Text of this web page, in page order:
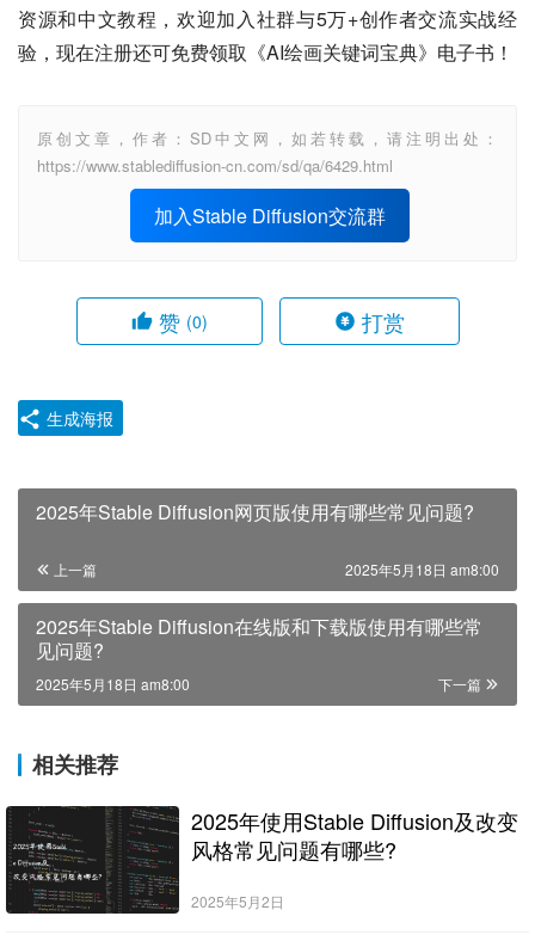
资源和中文教程，欢迎加入社群与5万+创作者交流实战经
验，现在注册还可免费领取《AI绘画关键词宝典》电子书！
原创文章，作者：SD中文网，如若转载，请注明出处：
https://www.stablediffusion-cn.com/sd/qa/6429.html
加入Stable Diffusion交流群
赞 (0) 打赏
生成海报
2025年Stable Diffusion网页版使用有哪些常见问题?
上一篇 2025年5月18日 am8:00
2025年Stable Diffusion在线版和下载版使用有哪些常
见问题?
下一篇
2025年5月18日 am8:00
相关推荐
2025年使用Stable Diffusion及改变
风格常见问题有哪些?
2025年5月2日